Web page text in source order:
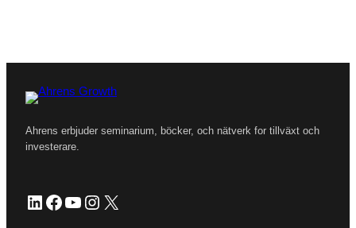
Ahrens erbjuder seminarium, böcker, och nätverk for tillväxt och
investerare.
LinkedIn Facebook YouTube Instagram X